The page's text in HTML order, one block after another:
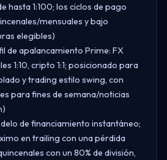
hasta 1:100; los ciclos de pago
mensuales y bajo
elegibles)
de apalancamiento Prime: FX
1:10, cripto 1:1; posicionado para
y trading estilo swing, con
para fines de semana/noticias
de financiamiento instantáneo;
en trailing con una pérdida
con un 80% de división,